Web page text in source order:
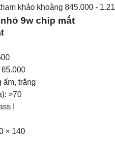
khảo khoảng 845.000 -
9w chip mắt
65.000
ấm, trắng
>70
I
× 140